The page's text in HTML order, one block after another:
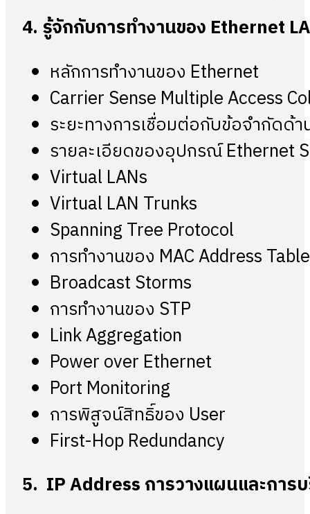
4. รู้จักกับการทำงานของ Ethernet
หลักการทำงานของ Ethernet
Carrier Sense Multiple Access
ระยะทางการเชื่อมต่อกับข้อจำกัดด้
รายละเอียดของอุปกรณ์
Virtual LANs
Virtual LAN Trunks
Spanning Tree Protocol
การทำงานของ MAC Address
Broadcast Storms
การทำงานของ STP
Link Aggregation
Power over Ethernet
Port Monitoring
การพิสูจน์สิทธิ์ของ User
First-Hop Redundancy
5. IP Addressการวางแผนและการ